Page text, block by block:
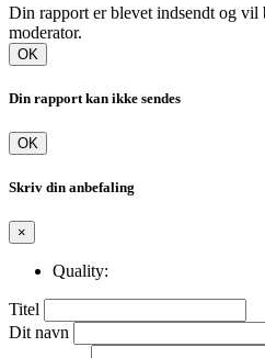
Din rapport er blevet indsendt og vil
moderator.
OK
Din rapport kan ikke sendes
OK
Skriv din anbefaling
×
Quality:
Titel
Dit navn